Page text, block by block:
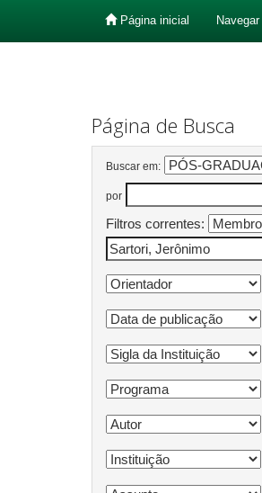
Página inicial Navegar
Página de Busca
Buscar em:
por
Filtros correntes: